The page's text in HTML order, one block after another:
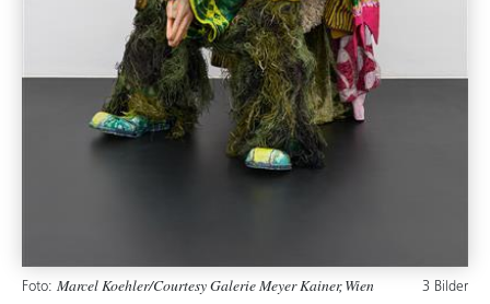
Foto: Marcel Koehler/Courtesy Galerie Meyer Kainer, Wien 3 Bilder